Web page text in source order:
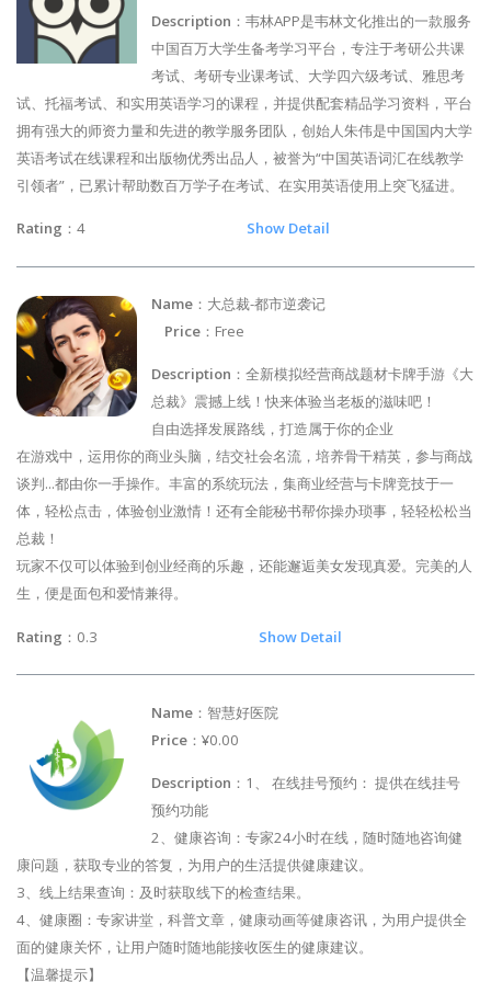
Description ：韦林APP是韦林文化推出的一款服务
中国百万大学生备考学习平台，专注于考研公共课
考试、考研专业课考试、大学四六级考试、雅思考
试、托福考试、和实用英语学习的课程，并提供配套精品学习资料，平台
拥有强大的师资力量和先进的教学服务团队，创始人朱伟是中国国内大学
英语考试在线课程和出版物优秀出品人，被誉为“中国英语词汇在线教学
引领者”，已累计帮助数百万学子在考试、在实用英语使用上突飞猛进。
Rating ：4 Show Detail
Name ：大总裁-都市逆袭记
Price ：Free
Description ：全新模拟经营商战题材卡牌手游《大
总裁》震撼上线！快来体验当老板的滋味吧！
自由选择发展路线，打造属于你的企业
在游戏中，运用你的商业头脑，结交社会名流，培养骨干精英，参与商战
谈判...都由你一手操作。丰富的系统玩法，集商业经营与卡牌竞技于一
体，轻松点击，体验创业激情！还有全能秘书帮你操办琐事，轻轻松松当
总裁！
玩家不仅可以体验到创业经商的乐趣，还能邂逅美女发现真爱。完美的人
生，便是面包和爱情兼得。
Rating ：0.3 Show Detail
Name ：智慧好医院
Price ：¥0.00
Description ：1、 在线挂号预约： 提供在线挂号
预约功能
2、健康咨询：专家24小时在线，随时随地咨询健
康问题，获取专业的答复，为用户的生活提供健康建议。
3、线上结果查询：及时获取线下的检查结果。
4、健康圈：专家讲堂，科普文章，健康动画等健康咨讯，为用户提供全
面的健康关怀，让用户随时随地能接收医生的健康建议。
【温馨提示】